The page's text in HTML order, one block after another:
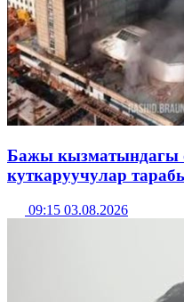
Бажы кызматындагы
куткаруучулар
09:15 03.08.2026